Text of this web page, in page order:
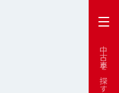
中古車を探す